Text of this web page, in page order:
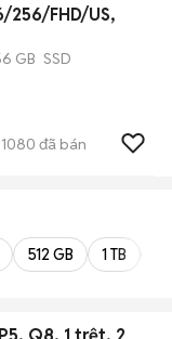
256/FHD/US,
GB SSD
1080 đã bán
512 GB 1 TB